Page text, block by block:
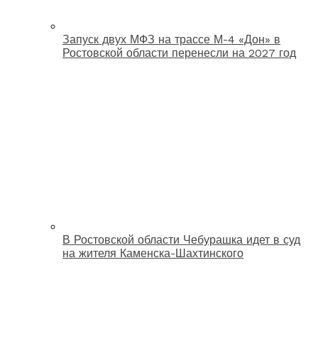
Запуск двух МФЗ на трассе М-4 «Дон» в
Ростовской области перенесли на 2027 год
В Ростовской области Чебурашка идет в суд
на жителя Каменска-Шахтинского